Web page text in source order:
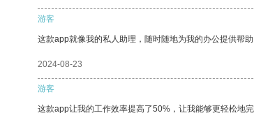
游客
这款app就像我的私人助理，随时随地为我的办公提供帮
2024-08-23
游客
这款app让我的工作效率提高了50%，让我能够更轻松地